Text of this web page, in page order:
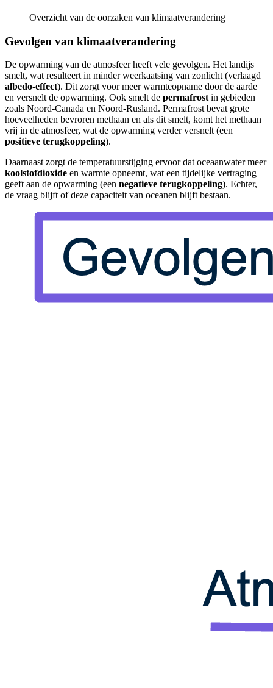
Overzicht van de oorzaken van klimaatverandering
Gevolgen van klimaatverandering
De opwarming van de atmosfeer heeft vele gevolgen. Het landijs
smelt, wat resulteert in minder weerkaatsing van zonlicht (verlaagd
albedo-effect). Dit zorgt voor meer warmteopname door de aarde
en versnelt de opwarming. Ook smelt de permafrost in gebieden
zoals Noord-Canada en Noord-Rusland. Permafrost bevat grote
hoeveelheden bevroren methaan en als dit smelt, komt het methaan
vrij in de atmosfeer, wat de opwarming verder versnelt (een
positieve terugkoppeling).
Daarnaast zorgt de temperatuurstijging ervoor dat oceaanwater meer
koolstofdioxide en warmte opneemt, wat een tijdelijke vertraging
geeft aan de opwarming (een negatieve terugkoppeling). Echter,
de vraag blijft of deze capaciteit van oceanen blijft bestaan.